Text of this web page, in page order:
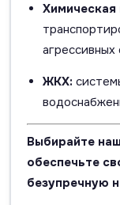
агрессивных
ЖКХ:
Выбирайте
обеспечьте
безупречную